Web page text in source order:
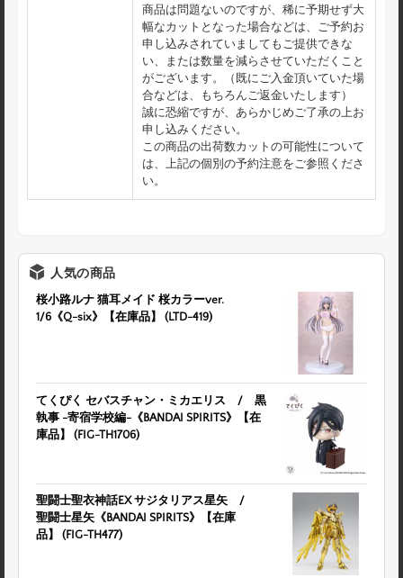
商品は問題ないのですが、稀に予期せず大
幅なカットとなった場合などは、ご予約お
申し込みされていましてもご提供できな
い、または数量を減らさせていただくこと
がございます。（既にご入金頂いていた場
合などは、もちろんご返金いたします）
誠に恐縮ですが、あらかじめご了承の上お
申し込みください。
この商品の出荷数カットの可能性について
は、上記の個別の予約注意をご参照くださ
い。
人気の商品
桜小路ルナ 猫耳メイド 桜カラーver.
1/6《Q-six》【在庫品】 (LTD-419)
てくぴく セバスチャン・ミカエリス / 黒
執事 -寄宿学校編-《BANDAI SPIRITS》【在
庫品】 (FIG-TH1706)
聖闘士聖衣神話EX サジタリアス星矢 /
聖闘士星矢《BANDAI SPIRITS》【在庫
品】 (FIG-TH477)